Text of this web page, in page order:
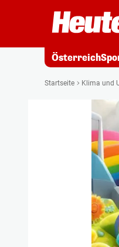
Österreich
Startseite Klima und